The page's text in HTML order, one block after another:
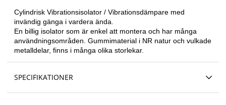
Cylindrisk Vibrationsisolator / Vibrationsdämpare med
invändig gänga i vardera ända.
En billig isolator som är enkel att montera och har många
användningsområden. Gummimaterial i NR natur och vulkade
metalldelar, finns i många olika storlekar.
SPECIFIKATIONER